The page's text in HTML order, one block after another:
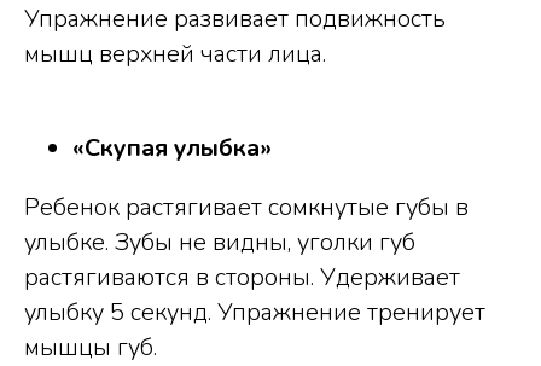
Упражнение развивает подвижность
мышц верхней части лица.
«Скупая улыбка»
Ребенок растягивает сомкнутые губы в
улыбке. Зубы не видны, уголки губ
растягиваются в стороны. Удерживает
улыбку 5 секунд. Упражнение тренирует
мышцы губ.